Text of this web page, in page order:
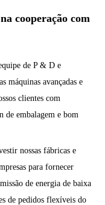
cooperação com
de P & D e
máquinas avançadas e
clientes com
de embalagem e bom
nossas fábricas e
para fornecer
de energia de baixa
de pedidos flexíveis do